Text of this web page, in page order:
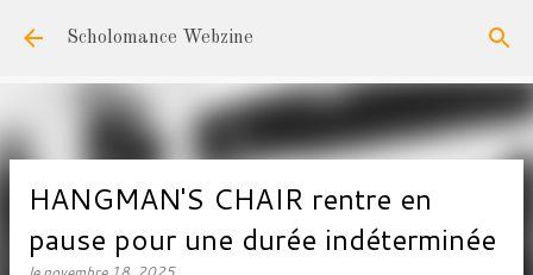
Accéder au contenu principal
Scholomance Webzine
HANGMAN'S CHAIR rentre en
pause pour une durée indéterminée